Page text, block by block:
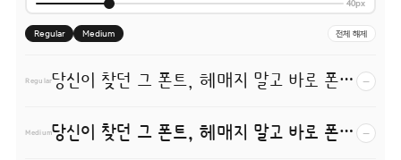
40px
Regular Medium 전체 해제
Regular 당신이 찾던 그 폰트, 헤매지 말고 바로 폰코! −
Medium 당신이 찾던 그 폰트, 헤매지 말고 바로 폰코! −